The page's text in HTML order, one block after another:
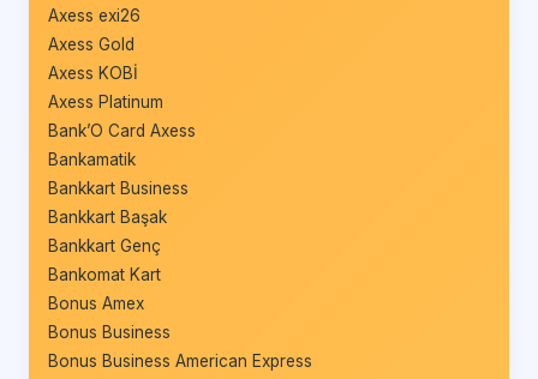
Axess exi26
Axess Gold
Axess KOBİ
Axess Platinum
Bank’O Card Axess
Bankamatik
Bankkart Business
Bankkart Başak
Bankkart Genç
Bankomat Kart
Bonus Amex
Bonus Business
Bonus Business American Express